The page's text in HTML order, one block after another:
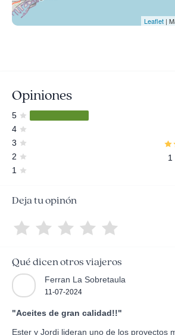
Leaflet |
Opiniones
5
4
3
2
1
1
Deja tu opinón
Qué dicen otros viajeros
Ferran La Sobretaula
11-07-2024
"Aceites de gran calidad!!"
Ester y Jordi lideran uno de los proyectos